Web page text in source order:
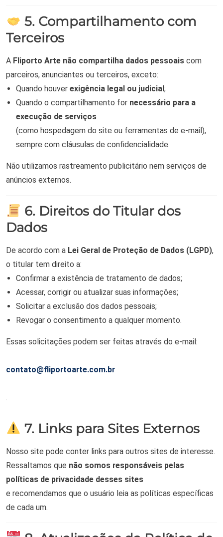
5. Compartilhamento com
Terceiros
A Fliporto Arte não compartilha dados pessoaiscom
parceiros, anunciantes ou terceiros, exceto:
Quando houver exigência legal ou judicial;
Quando o compartilhamento for necessário para a
execução de serviços
(como hospedagem do site ou ferramentas de e-mail),
sempre com cláusulas de confidencialidade.
Não utilizamos rastreamento publicitário nem serviços de
anúncios externos.
6. Direitos do Titular dos
Dados
De acordo com a Lei Geral de Proteção de Dados (LGPD),
o titular tem direito a:
Confirmar a existência de tratamento de dados;
Acessar, corrigir ou atualizar suas informações;
Solicitar a exclusão dos dados pessoais;
Revogar o consentimento a qualquer momento.
Essas solicitações podem ser feitas através do e-mail:
contato@fliportoarte.com.br
.
7. Links para Sites Externos
Nosso site pode conter links para outros sites de interesse.
Ressaltamos que não somos responsáveis pelas
políticas de privacidade desses sites
e recomendamos que o usuário leia as políticas específicas
de cada um.